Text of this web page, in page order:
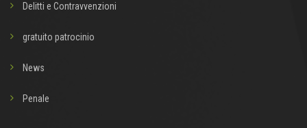
Delitti e Contravvenzioni
gratuito patrocinio
News
Penale